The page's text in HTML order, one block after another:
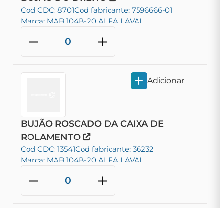
Cod CDC: 8701Cod fabricante: 7596666-01
Marca: MAB 104B-20 ALFA LAVAL
BUJÃO ROSCADO DA CAIXA DE
ROLAMENTO
Cod CDC: 13541Cod fabricante: 36232
Marca: MAB 104B-20 ALFA LAVAL
Adicionar